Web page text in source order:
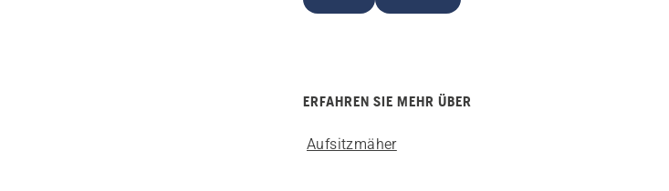
ERFAHREN SIE MEHR ÜBER
Aufsitzmäher